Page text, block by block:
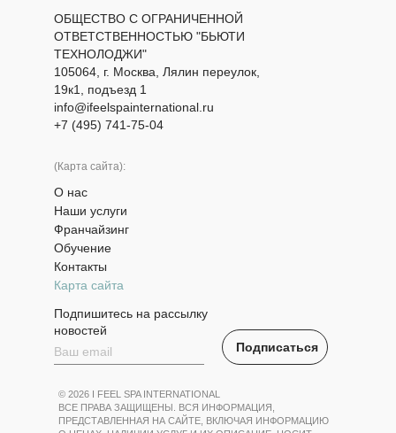
Подпишитесь на рассылку
новостей
© 2026 I FEEL SPA INTERNATIONAL
ВСЕ ПРАВА ЗАЩИЩЕНЫ. ВСЯ ИНФОРМАЦИЯ,
ПРЕДСТАВЛЕННАЯ НА САЙТЕ, ВКЛЮЧАЯ ИНФОРМАЦИЮ
ОБЩЕСТВО С ОГРАНИЧЕННОЙ
ОТВЕТСТВЕННОСТЬЮ "БЬЮТИ
ТЕХНОЛОДЖИ"
105064, г. Москва, Лялин переулок,
19к1, подъезд 1
info@ifeelspainternational.ru
+7 (495) 741-75-04
(Карта сайта):
О нас
Наши услуги
Франчайзинг
Обучение
Контакты
Карта сайта
Подписаться